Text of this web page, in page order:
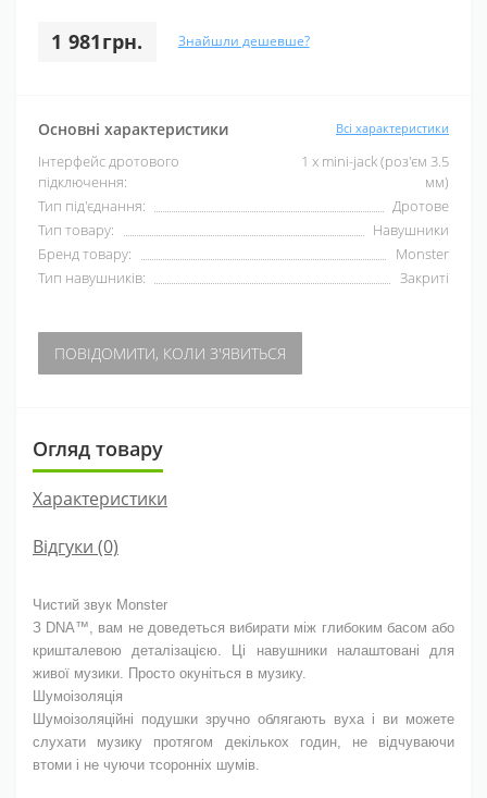
1 981грн. Знайшли дешевше?
Основні характеристики Всі характеристики
Інтерфейс дротового
підключення:
1 x mini-jack (роз'єм 3.5
мм)
Тип під'єднання:
Дротове
Тип товару:
Навушники
Бренд товару:
Monster
Тип навушників:
Закриті
ПОВІДОМИТИ, КОЛИ З'ЯВИТЬСЯ
Огляд товару
Характеристики
Відгуки (0)
Чистий звук Monster
З DNA™, вам не доведеться вибирати між глибоким басом або
кришталевою деталізацією. Ці навушники налаштовані для
живої музики. Просто окуніться в музику.
Шумоізоляція
Шумоізоляційні подушки зручно облягають вуха і ви можете
слухати музику протягом декількох годин, не відчуваючи
втоми і не чуючи тсоронніх шумів.